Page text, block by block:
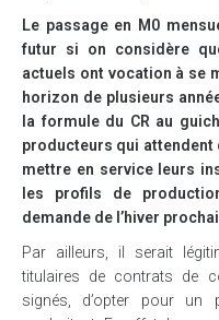
Le passage en M0
futur si on considère
actuels ont vocation à se
horizon de plusieurs
la formule du CR au
producteurs qui
mettre en service leurs
les profils de
demande de l’hiver
Par ailleurs, il serait
titulaires de contrats de
signés, d’opter pour un